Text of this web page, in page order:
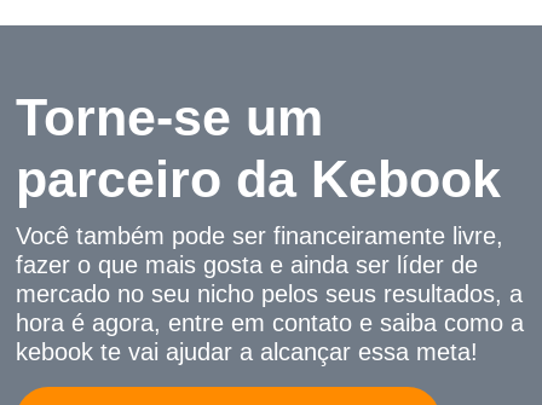
Richard Rasmussen
Biólogo
Thiago Spyked
Desenhista e quadrinista
Torne-se um
parceiro da Kebook
Você também pode ser financeiramente livre,
fazer o que mais gosta e ainda ser líder de
mercado no seu nicho pelos seus resultados, a
hora é agora, entre em contato e saiba como a
kebook te vai ajudar a alcançar essa meta!